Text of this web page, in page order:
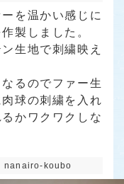
を温かい感じに
製しました。
生地で刺繍映え
るのでファー生
球の刺繍を入れ
かワクワクしな
nanairo-koubo